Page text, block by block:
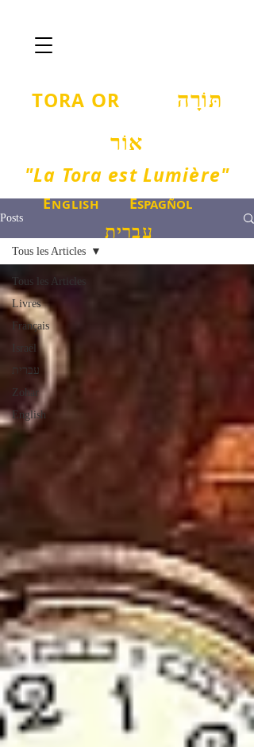
TORA OR תּוֹרָה
אוֹר
"La Tora est Lumière"
ENGLISH ESPAGÑOL
עברית
Posts
Tous les Articles
Livres
Français
Israël
עברית
Zohar
English
Tous les Articles